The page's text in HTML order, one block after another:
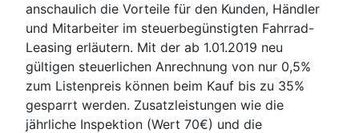
anschaulich die Vorteile für den Kunden, Händler
und Mitarbeiter im steuerbegünstigten Fahrrad-
Leasing erläutern. Mit der ab 1.01.2019 neu
gültigen steuerlichen Anrechnung von nur 0,5%
zum Listenpreis können beim Kauf bis zu 35%
gesparrt werden. Zusatzleistungen wie die
jährliche Inspektion (Wert 70€) und die